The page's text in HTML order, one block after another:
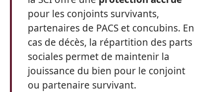
pour les conjoints survivants,
partenaires de PACS et concubins. En
cas de décès, la répartition des parts
sociales permet de maintenir la
jouissance du bien pour le conjoint
ou partenaire survivant.